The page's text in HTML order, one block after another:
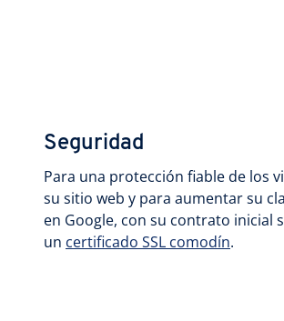
Seguridad
Para una protección fiable de los
su sitio web y para aumentar su
en Google, con su contrato inicial
un certificado SSL comodín.